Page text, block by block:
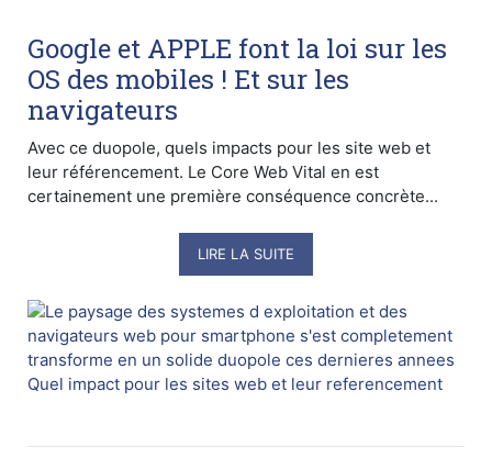
Google et APPLE font la loi sur les
OS des mobiles ! Et sur les
navigateurs
Avec ce duopole, quels impacts pour les site web et
leur référencement. Le Core Web Vital en est
certainement une première conséquence concrète...
LIRE LA SUITE